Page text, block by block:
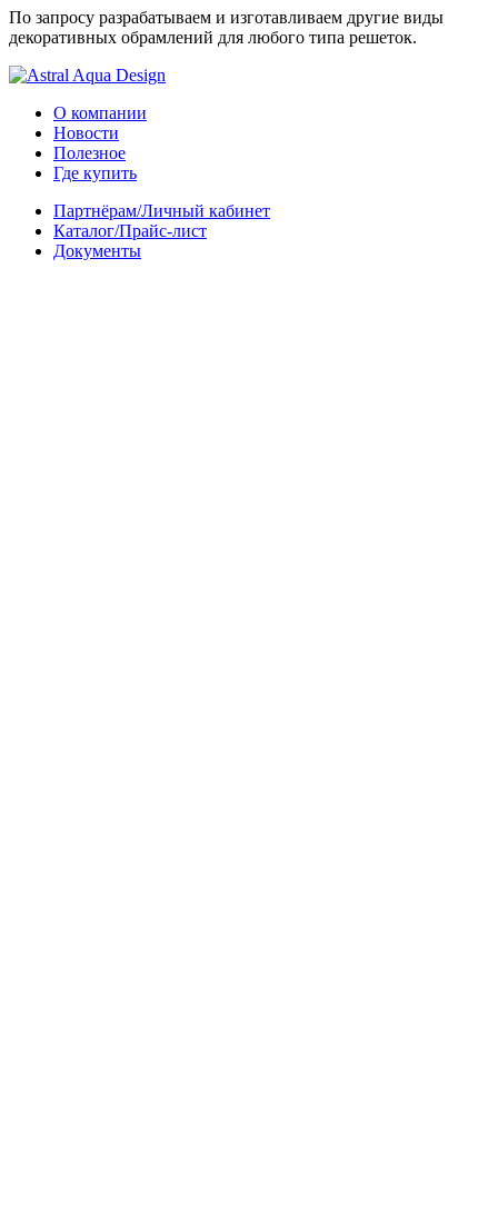
По запросу разрабатываем и изготавливаем другие виды
декоративных обрамлений для любого типа решеток.
О компании
Новости
Полезное
Где купить
Партнёрам/Личный кабинет
Каталог/Прайс-лист
Документы